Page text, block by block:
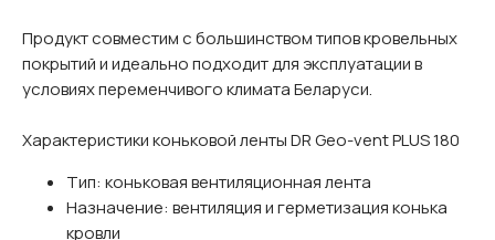
Продукт совместим с большинством типов кровельных
покрытий и идеально подходит для эксплуатации в
условиях переменчивого климата Беларуси.
Характеристики коньковой ленты DR Geo-vent PLUS 180
Тип: коньковая вентиляционная лента
Назначение: вентиляция и герметизация конька
кровли